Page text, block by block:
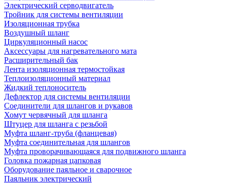
Электрический серводвигатель
Тройник для системы вентиляции
Изоляционная трубка
Воздушный шланг
Циркуляционный насос
Аксессуары для нагревательного мата
Расширительный бак
Лента изоляционная термостойкая
Теплоизоляционный материал
Жидкий теплоноситель
Дефлектор для системы вентиляции
Соединители для шлангов и рукавов
Хомут червячный для шланга
Штуцер для шланга с резьбой
Муфта шланг-труба (фланцевая)
Муфта соединительная для шлангов
Муфта проворачивающаяся для подвижного шланга
Головка пожарная цапковая
Оборудование паяльное и сварочное
Паяльник электрический